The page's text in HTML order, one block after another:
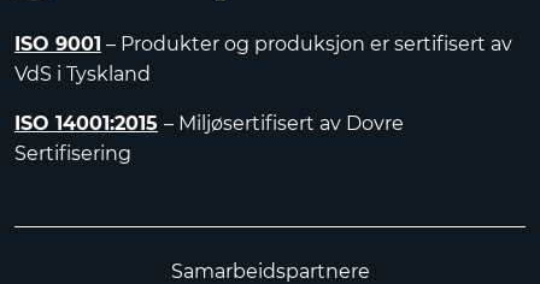
ISO 9001 – Produkter og produksjon er sertifisert av
VdS i Tyskland
ISO 14001:2015 – Miljøsertifisert av Dovre
Sertifisering
Samarbeidspartnere